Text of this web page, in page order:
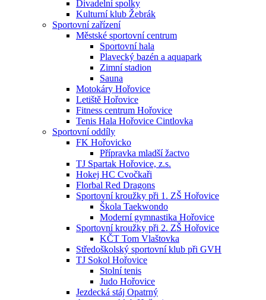
Divadelní spolky
Kulturní klub Žebrák
Sportovní zařízení
Městské sportovní centrum
Sportovní hala
Plavecký bazén a aquapark
Zimní stadion
Sauna
Motokáry Hořovice
Letiště Hořovice
Fitness centrum Hořovice
Tenis Hala Hořovice Cintlovka
Sportovní oddíly
FK Hořovicko
Přípravka mladší žactvo
TJ Spartak Hořovice, z.s.
Hokej HC Cvočkaři
Florbal Red Dragons
Sportovní kroužky při 1. ZŠ Hořovice
Škola Taekwondo
Moderní gymnastika Hořovice
Sportovní kroužky při 2. ZŠ Hořovice
KČT Tom Vlaštovka
Středoškolský sportovní klub při GVH
TJ Sokol Hořovice
Stolní tenis
Judo Hořovice
Jezdecká stáj Opatrný